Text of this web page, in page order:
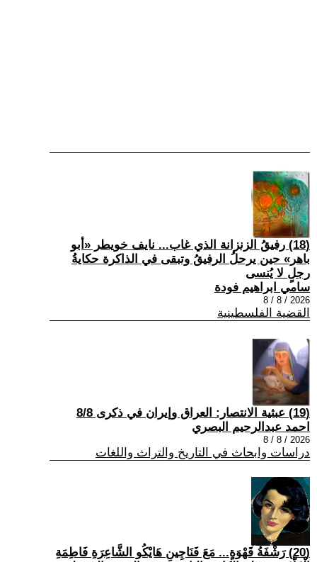
(18) رفيقُ الزنزانة الذي غاب... نايف خويطر «أبو
باهر» حين يرحلُ الرفيقُ وتبقى في الذاكرة حكايةُ
رجلٍ لا يُنسى
سامي ابراهيم فودة
2026 / 8 / 8
القضية الفلسطينية
(19) عبثية الانتصار: العراق وإيران في ذكرى 8/8
احمد عبدالرحيم البصري
2026 / 8 / 8
دراسات وابحاث في التاريخ والتراث واللغات
(20) رَشْفَةُ قَهْوَةٍ... مَعَ فَنَاجِينِ هَايْكُو الشَّاعِرَةِ فَاطِمَةِ